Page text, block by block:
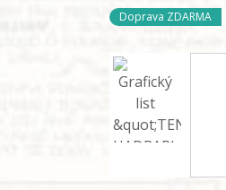
Doprava ZDARMA